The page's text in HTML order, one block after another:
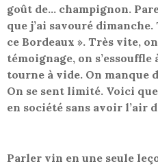
goût de… champignon.
que j’ai savouré
ce Bordeaux ». Très vite,
témoignage, on
tourne à vide. On manque
On se sent limité. Voici
en société sans avoir l’air
Parler vin en une seule